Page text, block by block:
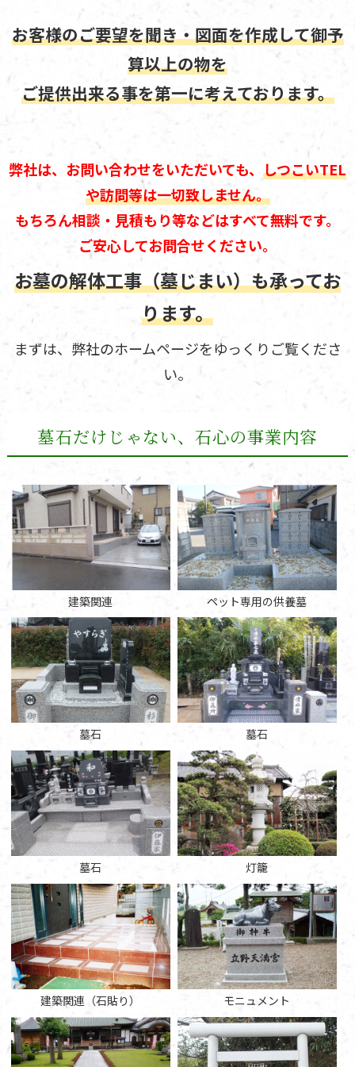
お客様のご要望を聞き・図面を作成して御予
算以上の物を
ご提供出来る事を第一に考えております。
弊社は、お問い合わせをいただいても、 しつこいTEL
や訪問等は一切致しません。
もちろん相談・見積もり等などはすべて無料です。
ご安心してお問合せください。
お墓の解体工事（墓じまい）も承ってお
ります。
まずは、弊社のホームページをゆっくりご覧くださ
い。
墓石だけじゃない、石心の事業内容
建築関連 ペット専用の供養墓
墓石 墓石
墓石 灯籠
建築関連（石貼り） モニュメント